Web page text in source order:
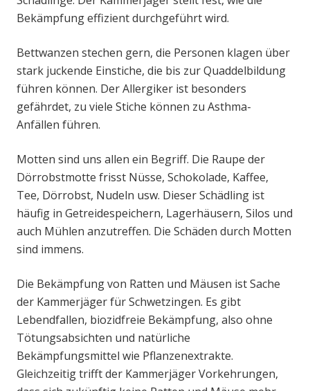
Bekämpfung effizient durchgeführt wird.
Bettwanzen stechen gern, die Personen klagen über
stark juckende Einstiche, die bis zur Quaddelbildung
führen können. Der Allergiker ist besonders
gefährdet, zu viele Stiche können zu Asthma-
Anfällen führen.
Motten sind uns allen ein Begriff. Die Raupe der
Dörrobstmotte frisst Nüsse, Schokolade, Kaffee,
Tee, Dörrobst, Nudeln usw. Dieser Schädling ist
häufig in Getreidespeichern, Lagerhäusern, Silos und
auch Mühlen anzutreffen. Die Schäden durch Motten
sind immens.
Die Bekämpfung von Ratten und Mäusen ist Sache
der Kammerjäger für Schwetzingen. Es gibt
Lebendfallen, biozidfreie Bekämpfung, also ohne
Tötungsabsichten und natürliche
Bekämpfungsmittel wie Pflanzenextrakte.
Gleichzeitig trifft der Kammerjäger Vorkehrungen,